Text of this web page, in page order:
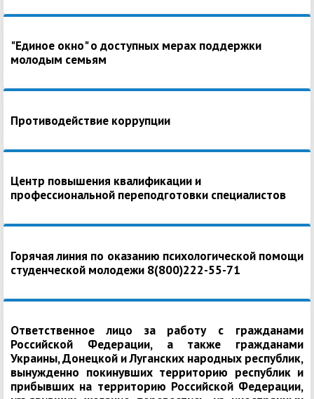
"Единое окно" о доступных мерах поддержки
молодым семьям
Противодействие коррупции
Центр повышения квалификации и
профессиональной переподготовки специалистов
Горячая линия по оказанию психологической помощи
студенческой молодежи 8(800)222-55-71
Ответственное лицо за работу с гражданами
Российской Федерации, а также гражданами
Украины, Донецкой и Луганских народных республик,
вынужденно покинувших территорию республик и
прибывших на территорию Российской Федерации,